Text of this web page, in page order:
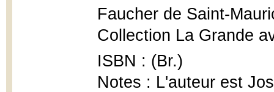
Faucher de Saint-
Collection La Grande
ISBN : (Br.)
Notes : L'auteur est